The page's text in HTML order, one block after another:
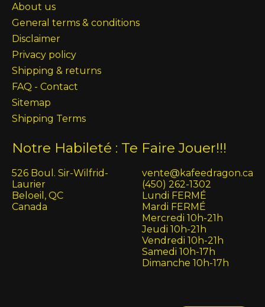
About us
General terms & conditions
Disclaimer
Privacy policy
Shipping & returns
FAQ - Contact
Sitemap
Shipping Terms
Notre Habileté : Te Faire Jouer!!!
526 Boul. Sir-Wilfrid-
Laurier
Beloeil, QC
Canada
vente@kafeedragon.ca
(450) 262-1302
Lundi FERMÉ
Mardi FERMÉ
Mercredi 10h-21h
Jeudi 10h-21h
Vendredi 10h-21h
Samedi 10h-17h
Dimanche 10h-17h
English (US)